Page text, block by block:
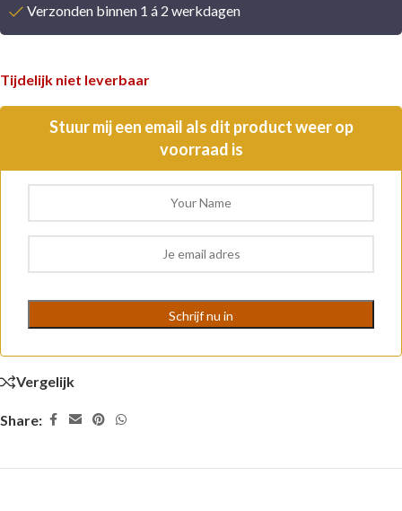
Verzonden binnen 1 á 2 werkdagen
Tijdelijk niet leverbaar
Stuur mij een email als dit product weer op
voorraad is
Vergelijk
Share: